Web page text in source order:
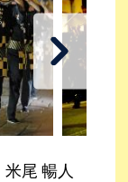
米尾 暢人